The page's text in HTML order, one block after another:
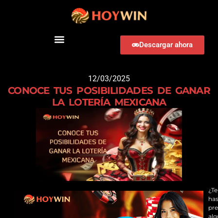
Descargar ahora
12/03/2025
CONOCE TUS POSIBILIDADES DE GANAR
LA LOTERÍA MEXICANA
¿Te
has